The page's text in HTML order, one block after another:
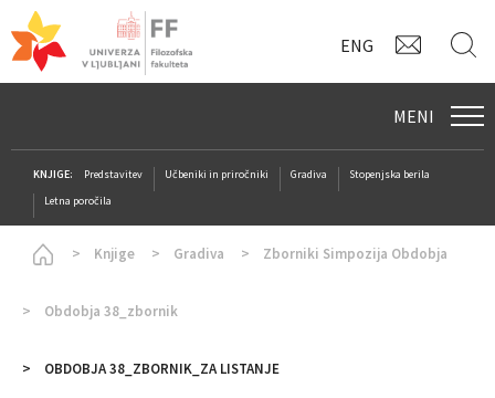
ENG
MENI
KNJIGE: Predstavitev Učbeniki in priročniki Gradiva
Stopenjska berila
Letna poročila
Homepage
Knjige Gradiva Zborniki Simpozija Obdobja
Obdobja 38_zbornik
OBDOBJA 38_ZBORNIK_ZA LISTANJE